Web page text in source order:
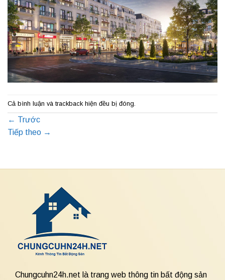
Cả bình luận và trackback hiện đều bị đóng.
← Trước
Tiếp theo →
Chungcuhn24h.net là trang web thông tin bất động sản